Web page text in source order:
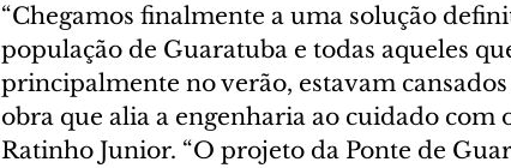
“Chegamos finalmente a uma solução
população de Guaratuba e todas aqueles
principalmente no verão, estavam
obra que alia a engenharia ao cuidado com
Ratinho Junior. “O projeto da Ponte de